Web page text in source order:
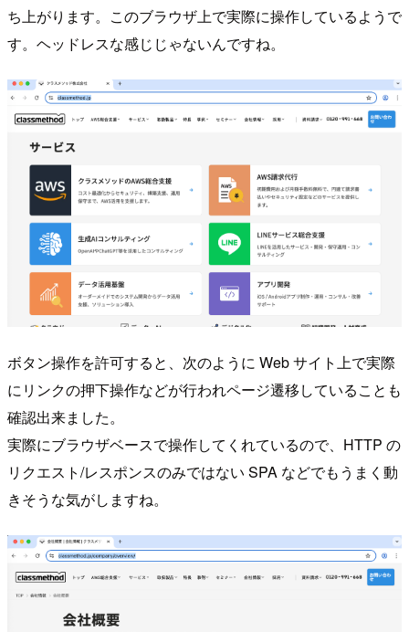
ち上がります。このブラウザ上で実際に操作しているようで
す。ヘッドレスな感じじゃないんですね。
ボタン操作を許可すると、次のように Web サイト上で実際
にリンクの押下操作などが行われページ遷移していることも
確認出来ました。
実際にブラウザベースで操作してくれているので、HTTP の
リクエスト/レスポンスのみではない SPA などでもうまく動
きそうな気がしますね。